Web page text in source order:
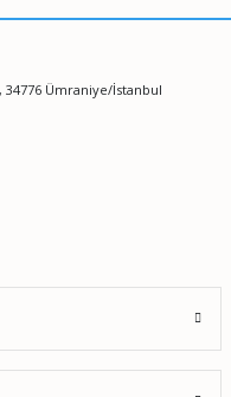
Ümraniye/İstanbul